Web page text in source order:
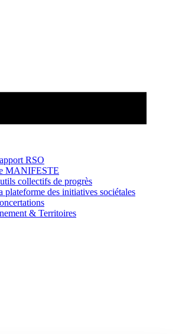
RSO
MANIFESTE
collectifs de progrès
plateforme des initiatives sociétales
& Territoires